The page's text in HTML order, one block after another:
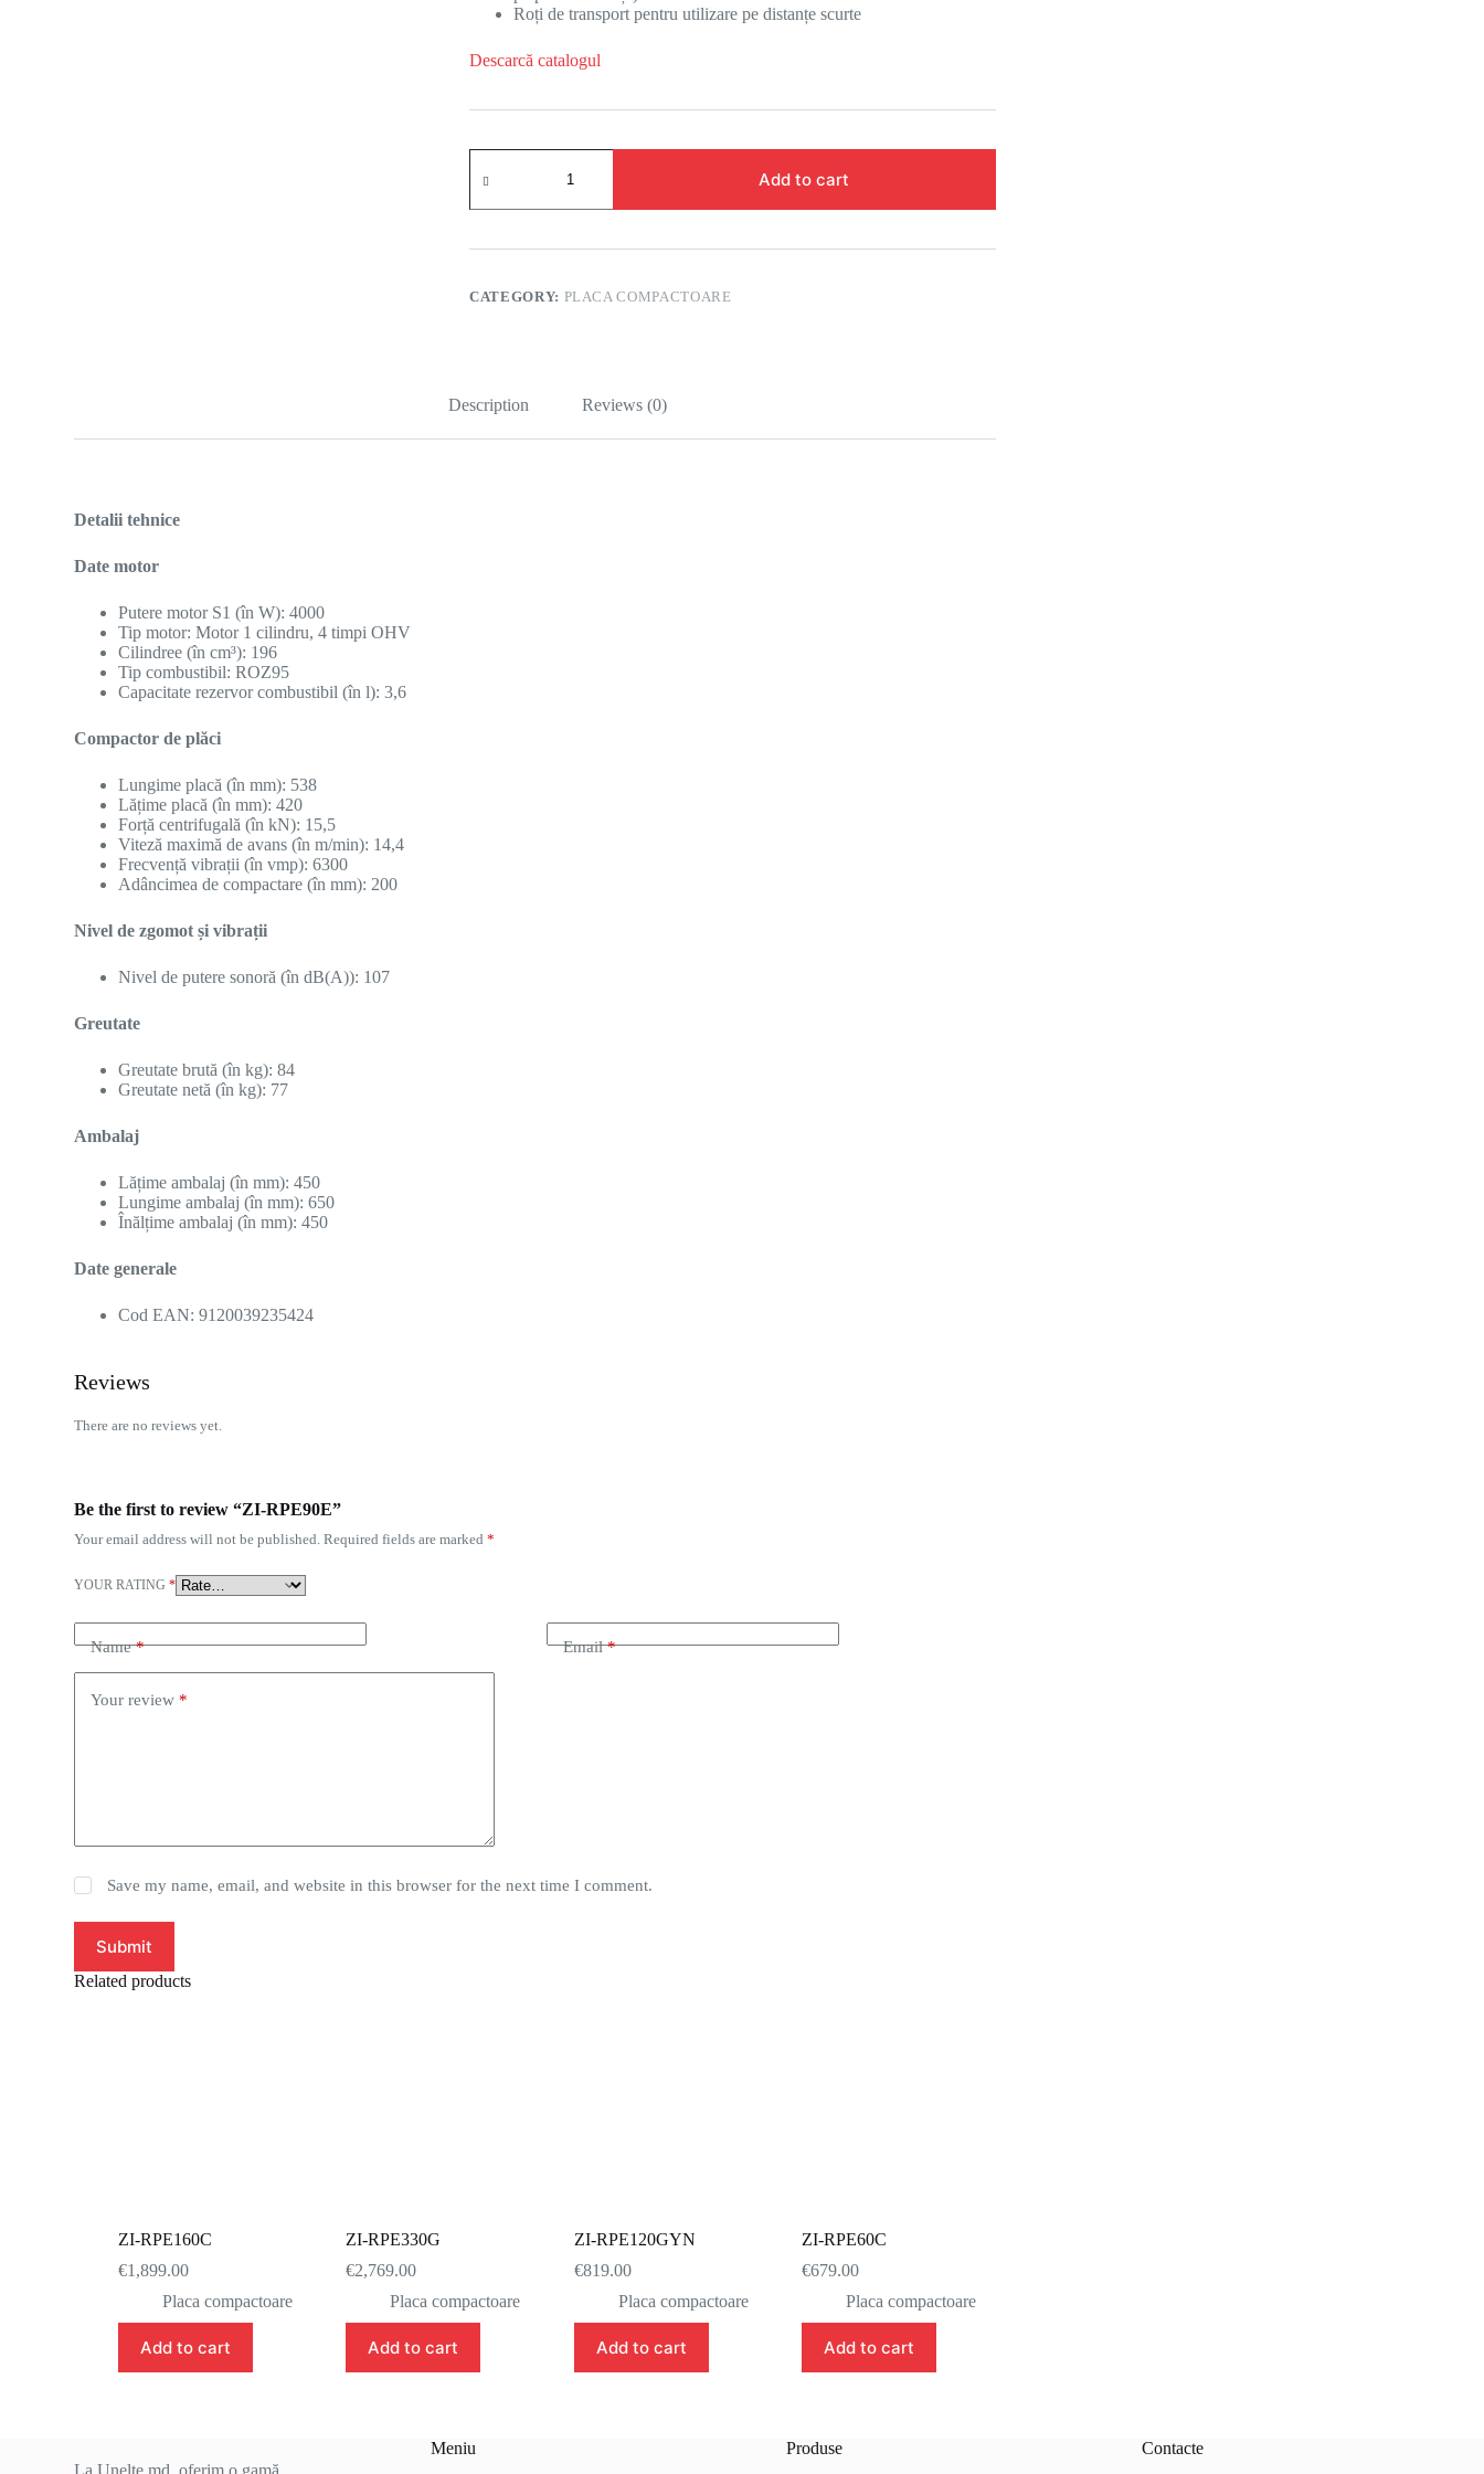
Roți de transport pentru utilizare pe distanțe scurte
Descarcă catalogul
Add to cart
CATEGORY: PLACA COMPACTOARE
Description Reviews (0)
Detalii tehnice
Date motor
Putere motor S1 (în W): 4000
Tip motor: Motor 1 cilindru, 4 timpi OHV
Cilindree (în cm³): 196
Tip combustibil: ROZ95
Capacitate rezervor combustibil (în l): 3,6
Compactor de plăci
Lungime placă (în mm): 538
Lățime placă (în mm): 420
Forță centrifugală (în kN): 15,5
Viteză maximă de avans (în m/min): 14,4
Frecvență vibrații (în vmp): 6300
Adâncimea de compactare (în mm): 200
Nivel de zgomot și vibrații
Nivel de putere sonoră (în dB(A)): 107
Greutate
Greutate brută (în kg): 84
Greutate netă (în kg): 77
Ambalaj
Lățime ambalaj (în mm): 450
Lungime ambalaj (în mm): 650
Înălțime ambalaj (în mm): 450
Date generale
Cod EAN: 9120039235424
Reviews
There are no reviews yet.
Be the first to review “ZI-RPE90E”
Your email address will not be published. Required fields are marked*
YOUR RATING*
Name* Email*
Your review *
Save my name, email, and website in this browser for the next time I comment.
Submit
Related products
ZI-RPE160C
€1,899.00
Placa compactoare
Add to cart
ZI-RPE330G
€2,769.00
Placa compactoare
Add to cart
ZI-RPE120GYN
€819.00
Placa compactoare
Add to cart
ZI-RPE60C
€679.00
Placa compactoare
Add to cart
Meniu Produse Contacte